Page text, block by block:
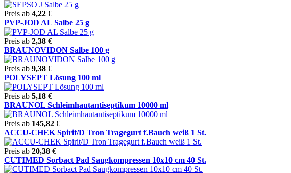
Preis ab 4,22 €
PVP-JOD AL Salbe 25 g
Preis ab 2,38 €
BRAUNOVIDON Salbe 100 g
Preis ab 9,38 €
POLYSEPT Lösung 100 ml
Preis ab 5,18 €
BRAUNOL Schleimhautantiseptikum 10000 ml
Preis ab 145,82 €
ACCU-CHEK Spirit/D Tron Tragegurt f.Bauch weiß 1 St.
Preis ab 20,38 €
CUTIMED Sorbact Pad Saugkompressen 10x10 cm 40 St.